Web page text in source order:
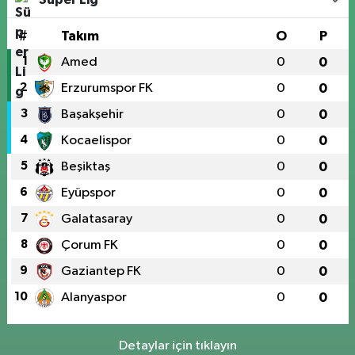
# Takım O P
1 Amed 0 0
2 Erzurumspor FK 0 0
3 Başakşehir 0 0
4 Kocaelispor 0 0
5 Beşiktaş 0 0
6 Eyüpspor 0 0
7 Galatasaray 0 0
8 Çorum FK 0 0
9 Gaziantep FK 0 0
10 Alanyaspor 0 0
Detaylar için tıklayın